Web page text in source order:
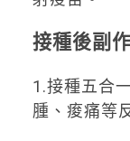
接種後副
1.接種五合
腫、痠痛等